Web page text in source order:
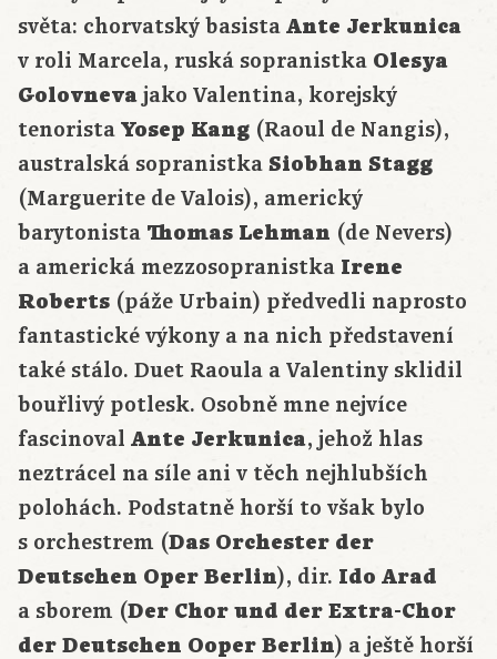
světa: chorvatský basistaAnte Jerkunica
v roli Marcela, ruská sopranistka Olesya
Golovnevajako Valentina, korejský
tenoristaYosep Kang (Raoul de Nangis),
australská sopranistkaSiobhan Stagg
(Marguerite de Valois), americký
barytonista Thomas Lehman (de Nevers)
a americká mezzosopranistka Irene
Roberts (páže Urbain) předvedli naprosto
fantastické výkony a na nich představení
také stálo. Duet Raoula a Valentiny sklidil
bouřlivý potlesk. Osobně mne nejvíce
fascinoval Ante Jerkunica, jehož hlas
neztrácel na síle ani v těch nejhlubších
polohách. Podstatně horší to však bylo
s orchestrem (Das Orchester der
Deutschen Oper Berlin), dir. Ido Arad
a sborem (Der Chor und der Extra-Chor
der Deutschen Ooper Berlin) a ještě horší